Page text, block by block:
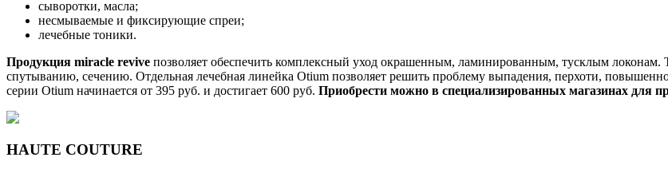
сыворотки, масла;
несмываемые и фиксирующие спреи;
лечебные тоники.
Продукция miracle revive позволяет обеспечить комплексный уход окрашенным, ламинированным, тусклым локонам.
спутыванию, сечению. Отдельная лечебная линейка Otium позволяет решить проблему выпадения, перхоти,
серии Otium начинается от 395 руб. и достигает 600 руб. Приобрести можно в специализированных магазинах для
HAUTE COUTURE